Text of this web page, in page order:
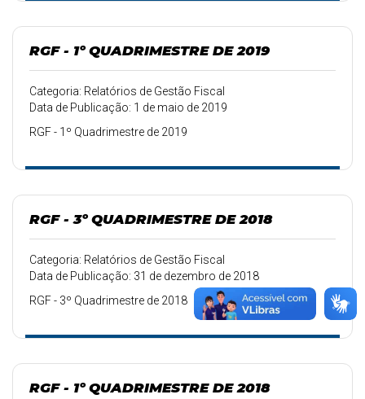
RGF - 1º QUADRIMESTRE DE 2019
Categoria: Relatórios de Gestão Fiscal
Data de Publicação: 1 de maio de 2019
RGF - 1º Quadrimestre de 2019
RGF - 3º QUADRIMESTRE DE 2018
Categoria: Relatórios de Gestão Fiscal
Data de Publicação: 31 de dezembro de 2018
RGF - 3º Quadrimestre de 2018
RGF - 1º QUADRIMESTRE DE 2018